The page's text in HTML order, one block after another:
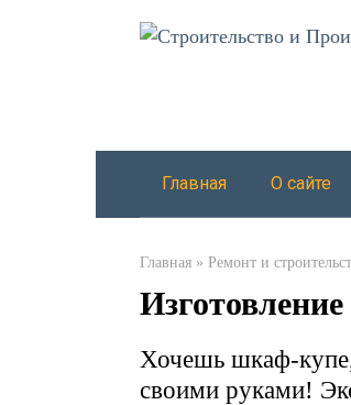
Главная О сайте
Главная » Ремонт и
Хочешь шкаф-купе,
своими руками!